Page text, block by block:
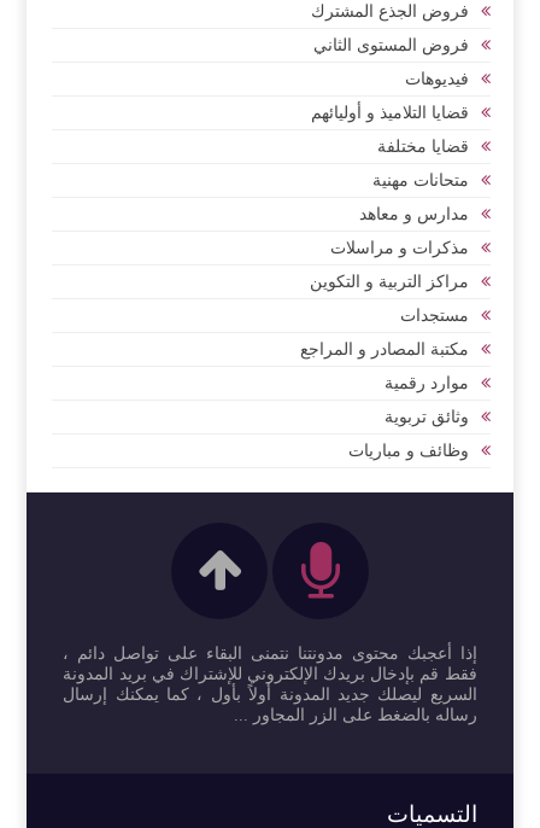
فروض الجذع المشترك
فروض المستوى الثاني
فيديوهات
قضايا التلاميذ و أوليائهم
قضايا مختلفة
متحانات مهنية
مدارس و معاهد
مذكرات و مراسلات
مراكز التربية و التكوين
مستجدات
مكتبة المصادر و المراجع
موارد رقمية
وثائق تربوية
وظائف و مباريات
إذا أعجبك محتوى مدونتنا نتمنى البقاء على تواصل دائم ،
فقط قم بإدخال بريدك الإلكتروني للإشتراك في بريد المدونة
السريع ليصلك جديد المدونة أولاً بأول ، كما يمكنك إرسال
رساله بالضغط على الزر المجاور ...
التسميات